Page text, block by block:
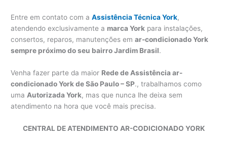
Entre em contato com aAssistência Técnica York,
atendendo exclusivamente a marca York para instalações,
consertos, reparos, manutenções emar-condicionado York
sempre próximo do seu bairro Jardim Brasil.
Venha fazer parte da maior Rede de Assistência ar-
condicionado York de São Paulo – SP., trabalhamos como
umaAutorizada York, mas que nunca lhe deixa sem
atendimento na hora que você mais precisa.
CENTRAL DE ATENDIMENTO AR-CODICIONADO YORK